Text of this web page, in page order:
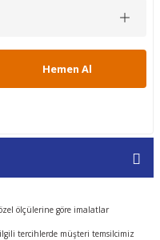
Hemen Al
ölçülerine göre imalatlar
tercihlerde müşteri temsilcimiz